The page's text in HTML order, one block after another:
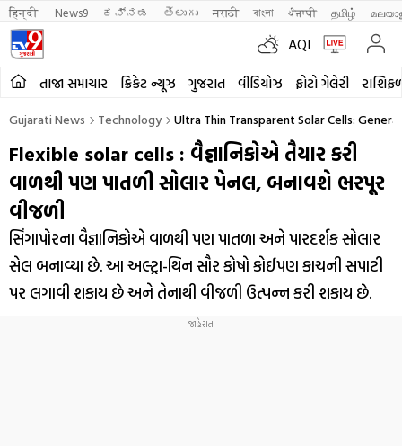
हिन्दी News9 ಕನ್ನಡ తెలుగు मराठी বাংলা ਪੰਜਾਬੀ தமிழ்
AQI
તાજા સમાચાર ક્રિકેટ ન્યૂઝ ગુજરાત વીડિયોઝ ફોટો ગેલેરી
Gujarati News Technology Ultra Thin Transparent Solar Cells:
Flexible solar cells : વૈજ્ઞાનિકોએ તૈયાર કરી
વાળથી પણ પાતળી સોલાર પેનલ, બનાવશે ભરપૂર
વીજળી
સિંગાપોરના વૈજ્ઞાનિકોએ વાળથી પણ પાતળા અને પારદર્શક સોલાર
સેલ બનાવ્યા છે. આ અલ્ટ્રા-થિન સૌર કોષો કોઈપણ કાચની સપાટી
પર લગાવી શકાય છે અને તેનાથી વીજળી ઉત્પન્ન કરી શકાય છે.